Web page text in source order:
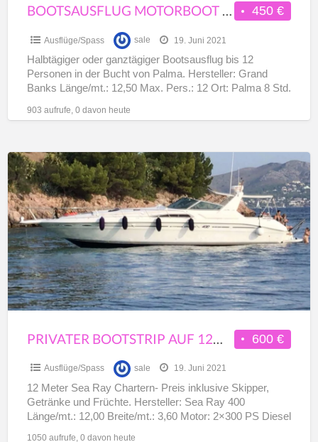
450 €
BOOTSAUSFLUG MOTORBOOT GRAND BANKS 12 PAX PALMA
Ausflüge/Spass sale 19. Juni 2021
Halbtägiger oder ganztägiger Bootsausflug bis 12
Personen in der Bucht von Palma. Hersteller: Grand
Banks Länge/mt.: 12,50 Max. Pers.: 12 Ort: Palma 8 Std.
903 aufrufe, 0 davon heute
Privater
Bootstrip
auf
12m
Motoryacht
Sea
Ray
8Pax
Pollensa
600 €
PRIVATER BOOTSTRIP AUF 12M MOTORYACHT SEA RAY 8PAX POLLENSA
Ausflüge/Spass sale 19. Juni 2021
12 Meter Sea Ray Chartern- Preis inklusive Skipper,
Getränke und Früchte. Hersteller: Sea Ray 400
Länge/mt.: 12,00 Breite/mt.: 3,60 Motor: 2×300 PS Diesel
1050 aufrufe, 0 davon heute